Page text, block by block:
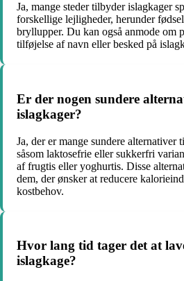
Ja, mange steder tilbyder islagkager
forskellige lejligheder, herunder
bryllupper. Du kan også anmode om
tilføjelse af navn eller besked på
Er der nogen sundere
islagkager?
Ja, der er mange sundere alternativer
såsom laktosefrie eller sukkerfri
af frugtis eller yoghurtis. Disse
dem, der ønsker at reducere
kostbehov.
Hvor lang tid tager det at
islagkage?